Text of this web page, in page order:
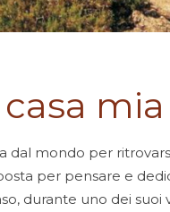
casa
mondo per
per pensare e
durante uno dei